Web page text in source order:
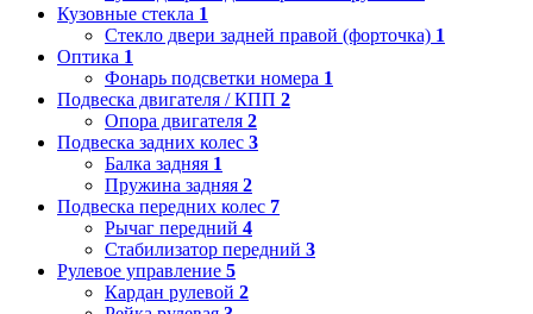
Кузовные стекла 1
Стекло двери задней правой (форточка) 1
Оптика 1
Фонарь подсветки номера 1
Подвеска двигателя / КПП 2
Опора двигателя 2
Подвеска задних колес 3
Балка задняя 1
Пружина задняя 2
Подвеска передних колес 7
Рычаг передний 4
Стабилизатор передний 3
Рулевое управление 5
Кардан рулевой 2